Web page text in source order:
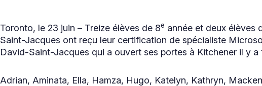
Toronto, le 23 juin – Treize élèves de 8e année et deux élèves
Saint-Jacques ont reçu leur certification de spécialiste
David-Saint-Jacques qui a ouvert ses portes à Kitchener il y a
Adrian, Aminata, Ella, Hamza, Hugo, Katelyn, Kathryn,